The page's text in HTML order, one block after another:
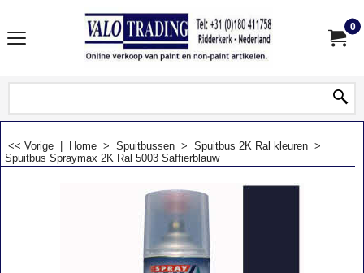
0
<< Vorige Home > Spuitbussen > Spuitbus 2K Ral kleuren >
Spuitbus Spraymax 2K Ral 5003 Saffierblauw